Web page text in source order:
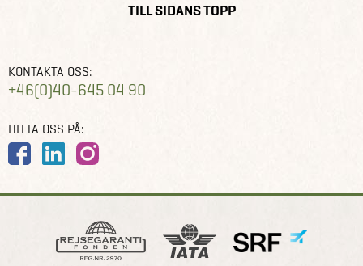
TILL SIDANS TOPP
KONTAKTA OSS:
+46(0)40-645 04 90
HITTA OSS PÅ: